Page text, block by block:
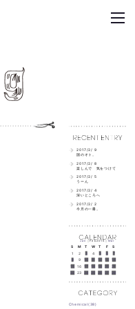
2017/2/ 9
国のオト。
2017/2/ 8
楽しんで 気をつけて
2017/2/ 5
うーん
2017/2/ 4
深いところへ
2017/2/ 2
今月の一冊。
Jan ｜Feb2015｜Mar
S M T W T F
S
1
2 4 5
7
9 10 12 13
14
15
16 17 18 19
21
22
23 24 25 26 27 28
Chemical(38)